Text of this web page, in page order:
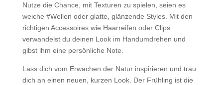
Nutze die Chance, mit Texturen zu spielen, seien es
weiche #Wellen oder glatte, glänzende Styles. Mit den
richtigen Accessoires wie Haarreifen oder Clips
verwandelst du deinen Look im Handumdrehen und
gibst ihm eine persönliche Note.
Lass dich vom Erwachen der Natur inspirieren und trau
dich an einen neuen, kurzen Look. Der Frühling ist die